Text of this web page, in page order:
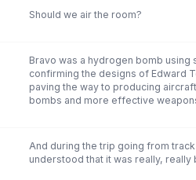
Should we air the room?
Bravo was a hydrogen bomb
confirming the designs of Edward
paving the way to producing
bombs and more effective
And during the trip going from
understood that it was really, really